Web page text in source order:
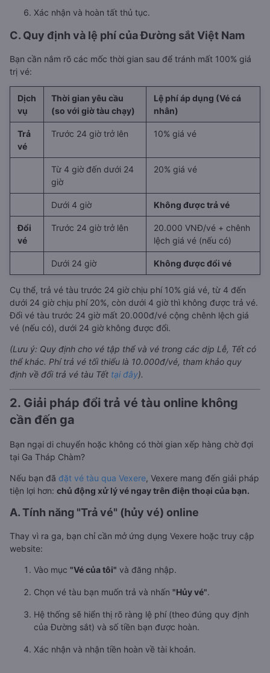
Xác nhận và hoàn tất thủ tục.
C. Quy định và lệ phí của Đường sắt Việt Nam
Bạn cần nắm rõ các mốc thời gian sau để tránh mất 100% giá
trị vé:
Dịch
vụ
Thời gian yêu cầu
(so với giờ tàu chạy)
Lệ phí áp dụng (Vé cá
nhân)
Trả
vé
Trước 24 giờ trở lên 10% giá vé
Từ 4 giờ đến dưới 24
giờ
20% giá vé
Dưới 4 giờ Không được trả vé
Đổi
vé
Trước 24 giờ trở lên
20.000 VNĐ/vé + chênh
lệch giá vé (nếu có)
Dưới 24 giờ Không được đổi vé
Cụ thể, trả vé tàu trước 24 giờ chịu phí 10% giá vé, từ 4 đến
dưới 24 giờ chịu phí 20%, còn dưới 4 giờ thì không được trả vé.
Đổi vé tàu trước 24 giờ mất 20.000đ/vé cộng chênh lệch giá
vé (nếu có), dưới 24 giờ không được đổi.
(Lưu ý: Quy định cho vé tập thể và vé trong các dịp Lễ, Tết có
thể khác. Phí trả vé tối thiểu là 10.000đ/vé, tham khảo quy
định về đổi trả vé tàu Tết tại đây).
2. Giải pháp đổi trả vé tàu online không
cần đến ga
Bạn ngại di chuyển hoặc không có thời gian xếp hàng chờ đợi
tại Ga Tháp Chàm?
Nếu bạn đã đặt vé tàu qua Vexere, Vexere mang đến giải pháp
tiện lợi hơn: chủ động xử lý vé ngay trên điện thoại của bạn.
A. Tính năng "Trả vé" (hủy vé) online
Thay vì ra ga, bạn chỉ cần mở ứng dụng Vexere hoặc truy cập
website:
Vào mục "Vé của tôi" và đăng nhập.
Chọn vé tàu bạn muốn trả và nhấn "Hủy vé".
Hệ thống sẽ hiển thị rõ ràng lệ phí (theo đúng quy định
của Đường sắt) và số tiền bạn được hoàn.
Xác nhận và nhận tiền hoàn về tài khoản.